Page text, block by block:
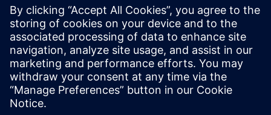
hamowania awaryjnego, systemy utrzymywania pojazdu
na pasie ruchu, tempomaty oraz systemy wspomagające
parkowanie. Jednak wyniki wirtualnych testów można
uznać za wiarygodnie wyłącznie pod warunkiem ich
potwierdzenia przez testy fizyczne. Spójność między
scenariuszami testów, wirtualnym odzwierciedleniem
środowiska, samochodem oraz czujnikami stanowi klucz do
skutecznego testowania i weryfikacji zautomatyzowanych